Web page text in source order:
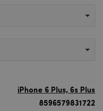
iPhone 6 Plus, 6s Plus
8596579831722